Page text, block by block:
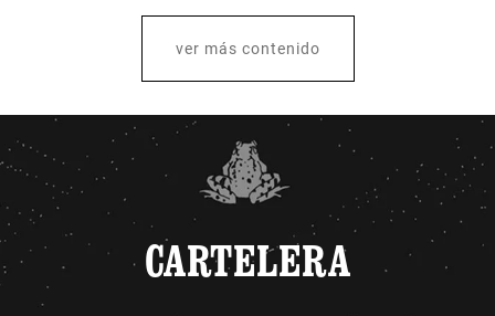
ver más contenido
CARTELERA